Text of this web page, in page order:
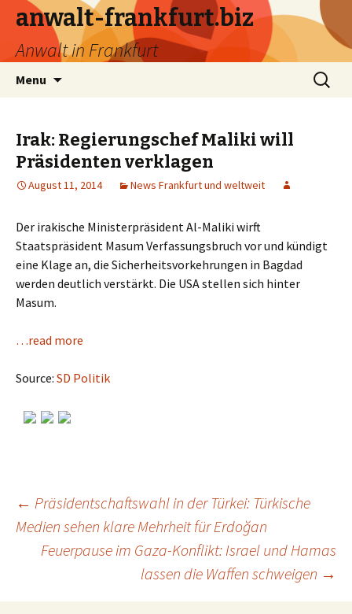
anwalt-frankfurt.biz
Anwalt in Frankfurt
Menu
Search
for:
Irak: Regierungschef Maliki will
Präsidenten verklagen
August 11, 2014 News Frankfurt und weltweit
Der irakische Ministerpräsident Al-Maliki wirft
Staatspräsident Masum Verfassungsbruch vor und kündigt
eine Klage an, die Sicherheitsvorkehrungen in Bagdad
werden deutlich verstärkt. Die USA stellen sich hinter
Masum.
…read more
Source: SD Politik
Post
navigation
← Präsidentschaftswahl in der Türkei: Türkische
Medien sehen klare Mehrheit für Erdoğan
Feuerpause im Gaza-Konflikt: Israel und Hamas
lassen die Waffen schweigen →